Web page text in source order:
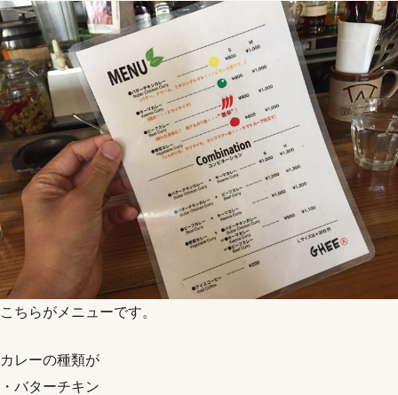
こちらがメニューです。
カレーの種類が
・バターチキン